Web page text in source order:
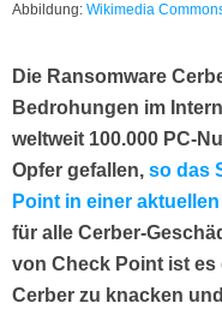
Abbildung: Wikimedia
Die Ransomware
Bedrohungen im
weltweit 100.000 PC-
Opfer gefallen, so das
Point in einer
für alle Cerber-
von Check Point ist
Cerber zu knacken